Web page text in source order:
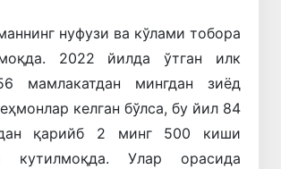
нуфузи ва кўлами тобора
2022 йилда ўтган илк
мамлакатдан мингдан зиёд
келган бўлса, бу йил 84
қарийб 2 минг 500 киши
кутилмоқда. Улар орасида